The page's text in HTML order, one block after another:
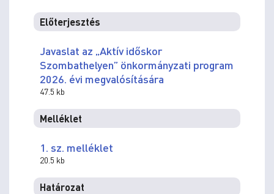
Előterjesztés
Javaslat az „Aktív időskor
Szombathelyen” önkormányzati program
2026. évi megvalósítására
47.5 kb
Melléklet
1. sz. melléklet
20.5 kb
Határozat